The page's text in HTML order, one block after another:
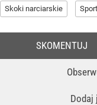
Skoki narciarskie
Dodaj
SKOMENTUJ